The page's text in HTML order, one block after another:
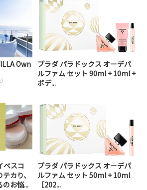
Own
プラダ パラドックス オーデパ
ルファム セット 90ml + 10ml +
ボデ...
ベスコ
カり、
のお悩...
プラダ パラドックス オーデパ
ルファム セット 50ml + 10ml
［202...